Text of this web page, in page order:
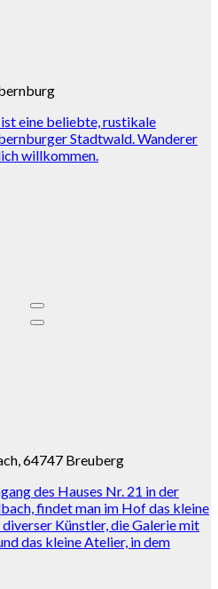
eine beliebte, rustikale
Stadtwald. Wanderer
willkommen.
64747 Breuberg
des Hauses Nr. 21 in der
findet man im Hof das kleine
Künstler, die Galerie mit
das kleine Atelier, in dem